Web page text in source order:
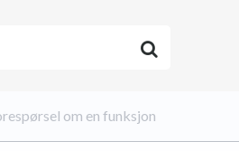
om en funksjon